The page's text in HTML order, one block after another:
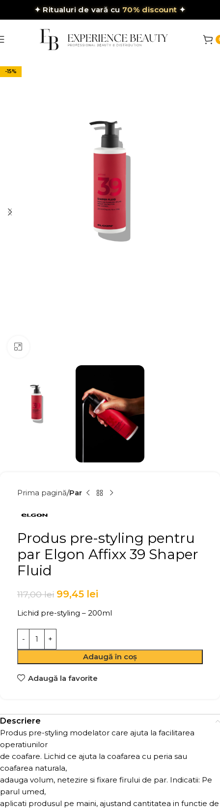
✦ Ritualuri de vară cu 70% discount ✦
-15%
Prima pagină Par
Produs pre-styling pentru
par Elgon Affixx 39 Shaper
Fluid
117,00lei 99,45 lei
Lichid pre-styling – 200ml
Adaugă în coș
Adaugă la favorite
Descriere
Produs pre-styling modelator care ajuta la facilitarea
operatiunilor
de coafare. Lichid ce ajuta la coafarea cu peria sau
coafarea naturala,
adauga volum, netezire si fixare firului de par. Indicatii: Pe
parul umed,
aplicati produsul pe maini, ajustand cantitatea in functie de